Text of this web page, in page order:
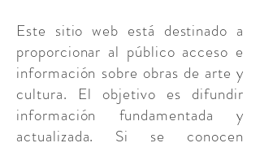
Este sitio web está destinado a
proporcionar al público acceso e
información sobre obras de arte y
cultura. El objetivo es difundir
información fundamentada y
actualizada. Si se conocen